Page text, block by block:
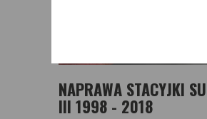
NAPRAWA STACYJKI
III 1998 - 2018